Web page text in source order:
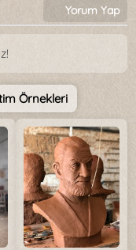
Yorum Yap
Örnekleri